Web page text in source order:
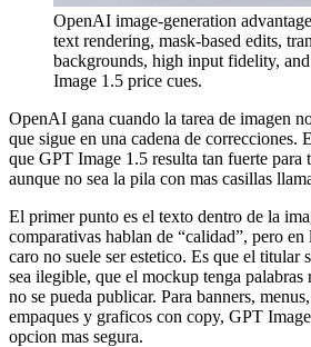
OpenAI image-generation
text rendering, mask-based edits,
backgrounds, high input fidelity,
Image 1.5 price cues.
OpenAI gana cuando la tarea de imagen
que sigue en una cadena de correcciones.
que GPT Image 1.5 resulta tan fuerte para
aunque no sea la pila con mas casillas
El primer punto es el texto dentro de la
comparativas hablan de “calidad”, pero
caro no suele ser estetico. Es que el titular
sea ilegible, que el mockup tenga palabras
no se pueda publicar. Para banners,
empaques y graficos con copy, GPT
opcion mas segura.